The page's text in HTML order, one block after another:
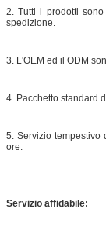
2. Tutti i prodotti sono
spedizione.
3. L'OEM ed il ODM
4. Pacchetto standard
5. Servizio tempestivo
ore.
Servizio affidabile: